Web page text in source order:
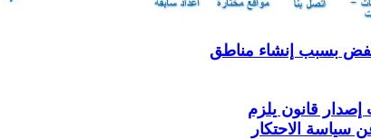
بسبب إنشاء مناطق
إصدار قانون يلزم
سياسة الاحتكار